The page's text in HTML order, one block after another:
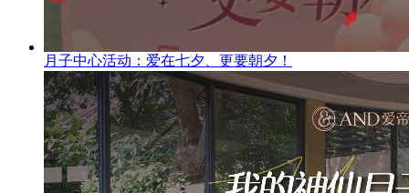
月子中心活动：爱在七夕、更要朝夕！